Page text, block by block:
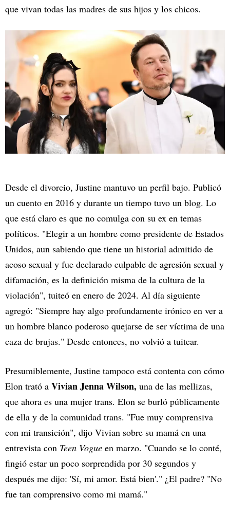
que vivan todas las madres de sus hijos y los chicos.
Desde el divorcio, Justine mantuvo un perfil bajo. Publicó
un cuento en 2016 y durante un tiempo tuvo un blog. Lo
que está claro es que no comulga con su ex en temas
políticos. "Elegir a un hombre como presidente de Estados
Unidos, aun sabiendo que tiene un historial admitido de
acoso sexual y fue declarado culpable de agresión sexual y
difamación, es la definición misma de la cultura de la
violación", tuiteó en enero de 2024. Al día siguiente
agregó: "Siempre hay algo profundamente irónico en ver a
un hombre blanco poderoso quejarse de ser víctima de una
caza de brujas." Desde entonces, no volvió a tuitear.
Presumiblemente, Justine tampoco está contenta con cómo
Elon trató a Vivian Jenna Wilson, una de las mellizas,
que ahora es una mujer trans. Elon se burló públicamente
de ella y de la comunidad trans. "Fue muy comprensiva
con mi transición", dijo Vivian sobre su mamá en una
entrevista con Teen Vogue en marzo. "Cuando se lo conté,
fingió estar un poco sorprendida por 30 segundos y
después me dijo: 'Sí, mi amor. Está bien'." ¿El padre? "No
fue tan comprensivo como mi mamá."